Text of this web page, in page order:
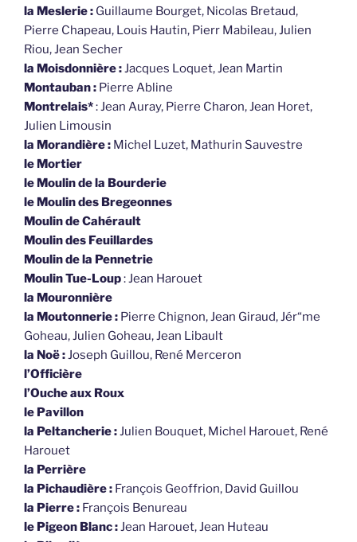
la Meslerie : Guillaume Bourget, Nicolas Bretaud,
Pierre Chapeau, Louis Hautin, Pierr Mabileau, Julien
Riou, Jean Secher
la Moisdonnière :Jacques Loquet, Jean Martin
Montauban : Pierre Abline
Montrelais*: Jean Auray, Pierre Charon, Jean Horet,
Julien Limousin
la Morandière : Michel Luzet, Mathurin Sauvestre
le Mortier
le Moulin de la Bourderie
le Moulin des Bregeonnes
Moulin de Cahérault
Moulin des Feuillardes
Moulin de la Pennetrie
Moulin Tue-Loup: Jean Harouet
la Mouronnière
la Moutonnerie : Pierre Chignon, Jean Giraud, Jér“me
Goheau, Julien Goheau, Jean Libault
la Noë :Joseph Guillou, René Merceron
l’Officière
l’Ouche aux Roux
le Pavillon
la Peltancherie :Julien Bouquet, Michel Harouet, René
Harouet
la Perrière
la Pichaudière : François Geoffrion, David Guillou
la Pierre : François Benureau
le Pigeon Blanc :Jean Harouet, Jean Huteau